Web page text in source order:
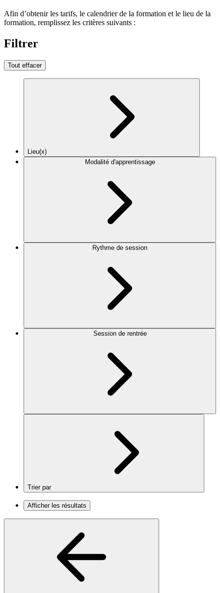
Afin d’obtenir les tarifs, le calendrier de la formation et le lieu de la
formation, remplissez les critères suivants :
Filtrer
Tout effacer
Lieu(x)
Modalité d'apprentissage
Rythme de session
Session de rentrée
Trier par
Afficher les résultats